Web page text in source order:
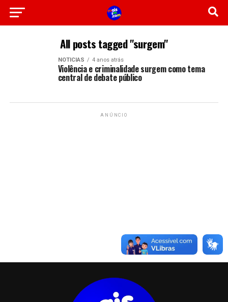
All posts tagged "surgem"
NOTICIAS 4 anos atrás
Violência e criminalidade surgem como tema
central de debate público
ANÚNCIO